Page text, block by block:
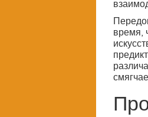
время,